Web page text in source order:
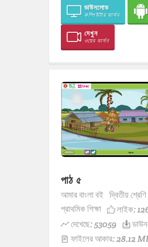
ডাউনলোড
কম্পিউটার ভার্সন
দেখুন
ওয়েব ভার্সন
পাঠ ৫
আমার বাংলা বই দ্বিতীয় শ্রেণি
প্রাথমিক শিক্ষা
লাইক:
দেখেছে: 53059
ফাইলের আকার: 28.12